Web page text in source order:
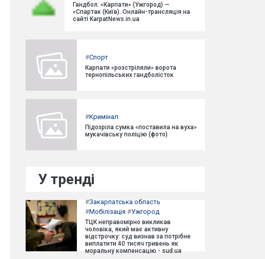
Гандбол. «Карпати» (Ужгород) —
«Спартак (Київ). Онлайн-трансляція на
сайті KarpatNews.in.ua
#Спорт
Карпати «розстріляли» ворота
тернопільських гандболісток
#Кримінал
Підозріла сумка «поставила на вуха»
мукачівську поліцію (фото)
У тренді
#Закарпатська область
#Мобілізація #Ужгород
ТЦК неправомірно викликав
чоловіка, який має активну
відстрочку: суд визнав за потрібне
виплатити 40 тисяч гривень як
моральну компенсацію - sud.ua